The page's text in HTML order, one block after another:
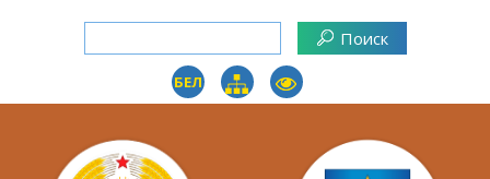
БЕЛ